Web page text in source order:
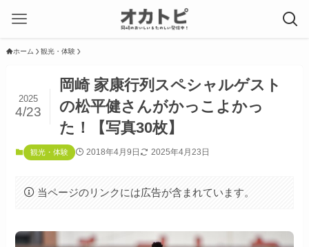
ホーム 観光・体験
岡崎 家康行列スペシャルゲスト
の松平健さんがかっこよかっ
た！【写真30枚】
2025
4/23
観光・体験 2018年4月9日 2025年4月23日
当ページのリンクには広告が含まれています。